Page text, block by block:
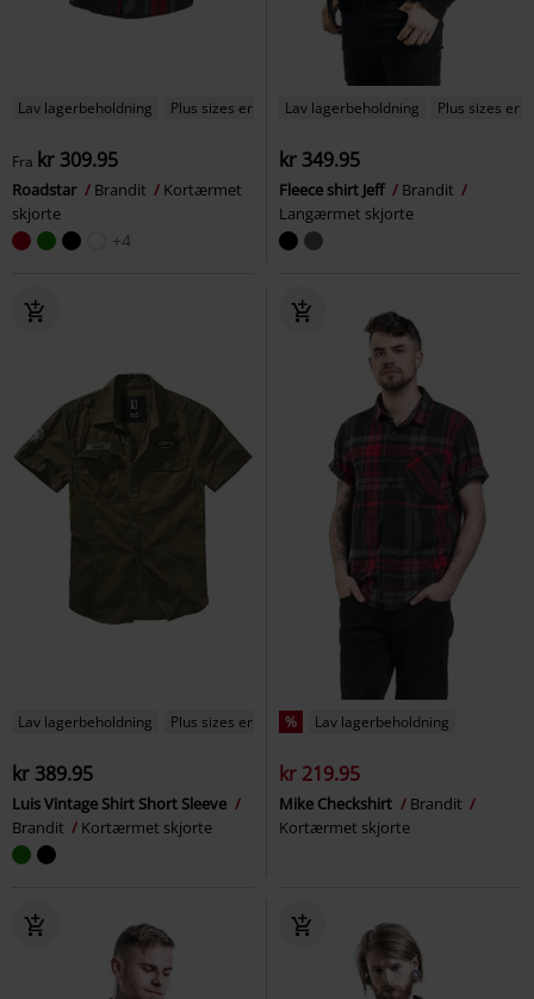
Lav lagerbeholdning Plus sizes er tilgængelige
Fra kr 309.95
Roadstar Brandit
Kortærmet
skjorte
+4
Lav lagerbeholdning Plus sizes er
kr 349.95
Fleece shirt Jeff
Brandit
Langærmet skjorte
Lav lagerbeholdning Plus sizes er tilgængelige
kr 389.95
Luis Vintage Shirt Short Sleeve
Brandit
Kortærmet skjorte
% Lav lagerbeholdning
kr 219.95
Mike Checkshirt
Brandit
Kortærmet skjorte